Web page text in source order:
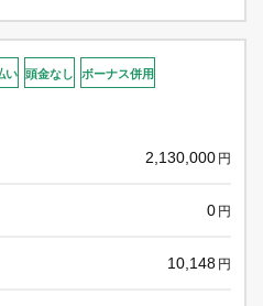
い 頭金なし ボーナス併用
2,130,000 円
0 円
10,148 円